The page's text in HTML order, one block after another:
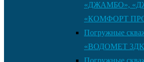
«ДЖАМБО»,
«КОМФОРТ
Погружные
«ВОДОМЕТ